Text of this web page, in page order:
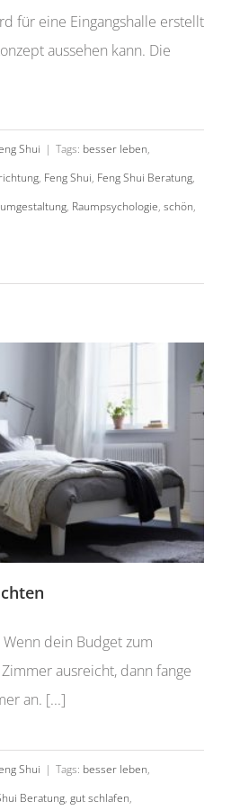
für eine Eingangshalle erstellt
aussehen kann. Die
Shui | Tags: besser leben,
, Feng Shui, Feng Shui Beratung,
, Raumpsychologie, schön,
dein Budget zum
ausreicht, dann fange
an. [...]
Shui | Tags: besser leben,
Beratung, gut schlafen,